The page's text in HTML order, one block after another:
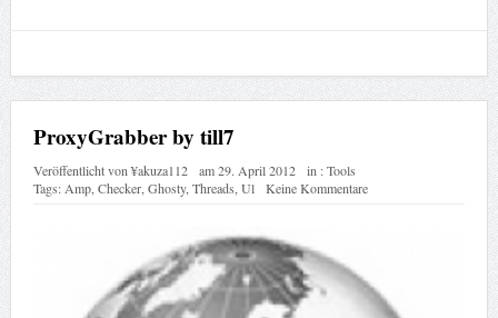
ProxyGrabber by till7
Veröffentlicht von¥akuza112 am29. April 2012 in :Tools
Tags:Amp,Checker,Ghosty,Threads,Ul Keine Kommentare